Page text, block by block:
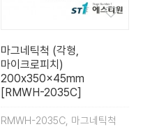
마그네틱척 (각형,
마이크로피치)
200x350x45mm
[RMWH-2035C]
RMWH-2035C, 마그네틱척